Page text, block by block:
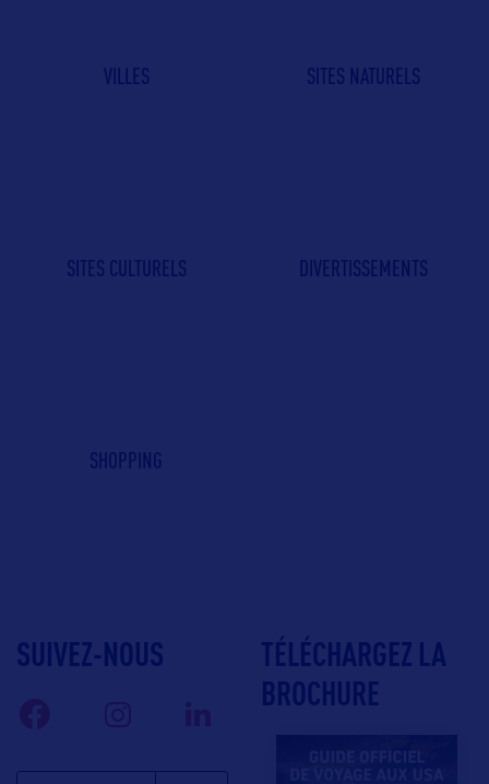
VILLES SITES NATURELS
SITES CULTURELS DIVERTISSEMENTS
SHOPPING
SUIVEZ-NOUS
TÉLÉCHARGEZ LA
BROCHURE